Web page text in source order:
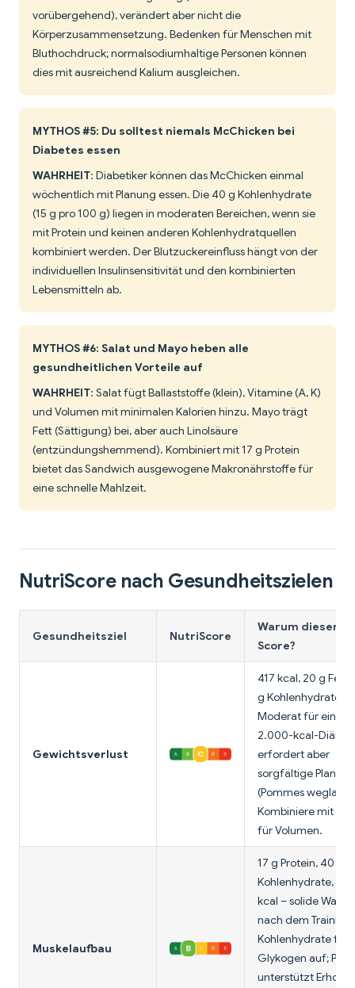
vorübergehend), verändert aber nicht die
Körperzusammensetzung. Bedenken für Menschen mit
Bluthochdruck; normalsodiumhaltige Personen können
dies mit ausreichend Kalium ausgleichen.
MYTHOS #5: Du solltest niemals McChicken bei
Diabetes essen
WAHRHEIT: Diabetiker können das McChicken einmal
wöchentlich mit Planung essen. Die 40 g Kohlenhydrate
(15 g pro 100 g) liegen in moderaten Bereichen, wenn sie
mit Protein und keinen anderen Kohlenhydratquellen
kombiniert werden. Der Blutzuckereinfluss hängt von der
individuellen Insulinsensitivität und den kombinierten
Lebensmitteln ab.
MYTHOS #6: Salat und Mayo heben alle
gesundheitlichen Vorteile auf
WAHRHEIT: Salat fügt Ballaststoffe (klein), Vitamine (A, K)
und Volumen mit minimalen Kalorien hinzu. Mayo trägt
Fett (Sättigung) bei, aber auch Linolsäure
(entzündungshemmend). Kombiniert mit 17 g Protein
bietet das Sandwich ausgewogene Makronährstoffe für
eine schnelle Mahlzeit.
NutriScore nach Gesundheitszielen
Gesundheitsziel NutriScore
Warum dieser
Score?
Gewichtsverlust
417 kcal, 20 g Fett,
g Kohlenhydrate.
Moderat für eine
2.000-kcal-Diät,
erfordert aber
sorgfältige Planung
(Pommes
Kombiniere mit
für Volumen.
Muskelaufbau
17 g Protein, 40 g
Kohlenhydrate, 417
kcal – solide Wahl
nach dem Training.
Kohlenhydrate
Glykogen auf;
unterstützt